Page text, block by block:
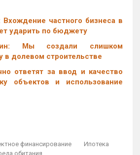
частного бизнеса в
ударить по бюджету
Мы создали слишком
в долевом строительстве
ответят за ввод и качество
объектов и использование
финансирование
Ипотека
обитания